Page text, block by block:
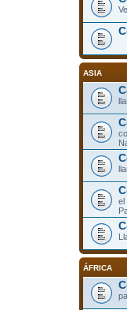
ASIA
el
ÁFRICA